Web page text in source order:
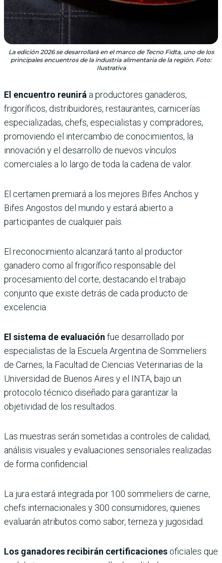
La edición 2026 se desarrollará en el marco de Tecno Fidta, uno de los
principales encuentros de la industria alimentaria de la región. Foto:
Ilustrativa
El encuentro reunirá a productores ganaderos,
frigoríficos, distribuidores, restaurantes, carnicerías
especializadas, chefs, especialistas y compradores,
promoviendo el intercambio de conocimientos, la
innovación y el desarrollo de nuevos vínculos
comerciales a lo largo de toda la cadena de valor.
El certamen premiará a los mejores Bifes Anchos y
Bifes Angostos del mundo y estará abierto a
participantes de cualquier país.
El reconocimiento alcanzará tanto al productor
ganadero como al frigorífico responsable del
procesamiento del corte, destacando el trabajo
conjunto que existe detrás de cada producto de
excelencia.
El sistema de evaluación fue desarrollado por
especialistas de la Escuela Argentina de Sommeliers
de Carnes, la Facultad de Ciencias Veterinarias de la
Universidad de Buenos Aires y el INTA, bajo un
protocolo técnico diseñado para garantizar la
objetividad de los resultados.
Las muestras serán sometidas a controles de calidad,
análisis visuales y evaluaciones sensoriales realizadas
de forma confidencial.
La jura estará integrada por 100 sommeliers de carne,
chefs internacionales y 300 consumidores, quienes
evaluarán atributos como sabor, terneza y jugosidad.
Los ganadores recibirán certificaciones oficiales que